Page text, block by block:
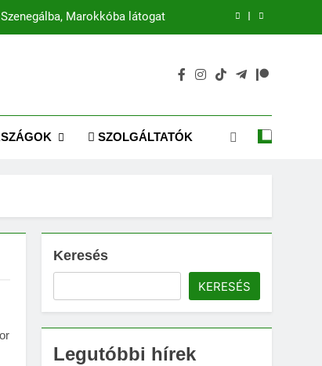
Marokkóba látogat
gazdaságok jövőjéről
SZOLGÁLTATÓK
Keresés
KERESÉS
Legutóbbi hírek